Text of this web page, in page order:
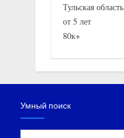
Тульская область
от 5 лет
80к+
Умный поиск